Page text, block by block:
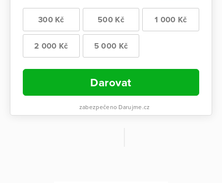
300 Kč 500 Kč 1 000 Kč
2 000 Kč 5 000 Kč
Darovat
zabezpečeno Darujme.cz